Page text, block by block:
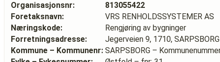
Organisasjonsnr:
813055422
Foretaksnavn:
VRS RENHOLDSSYSTEMER AS
Næringskode:
Rengjøring av bygninger
Forretningsadresse:
Jegerveien 9, 1710, SARPSBORG
Kommune – Kommunenr: SARPSBORG –